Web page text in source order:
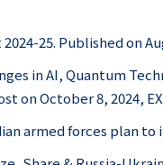
25. Published on
in AI, Quantum
on October 8, 2024,
armed forces plan to